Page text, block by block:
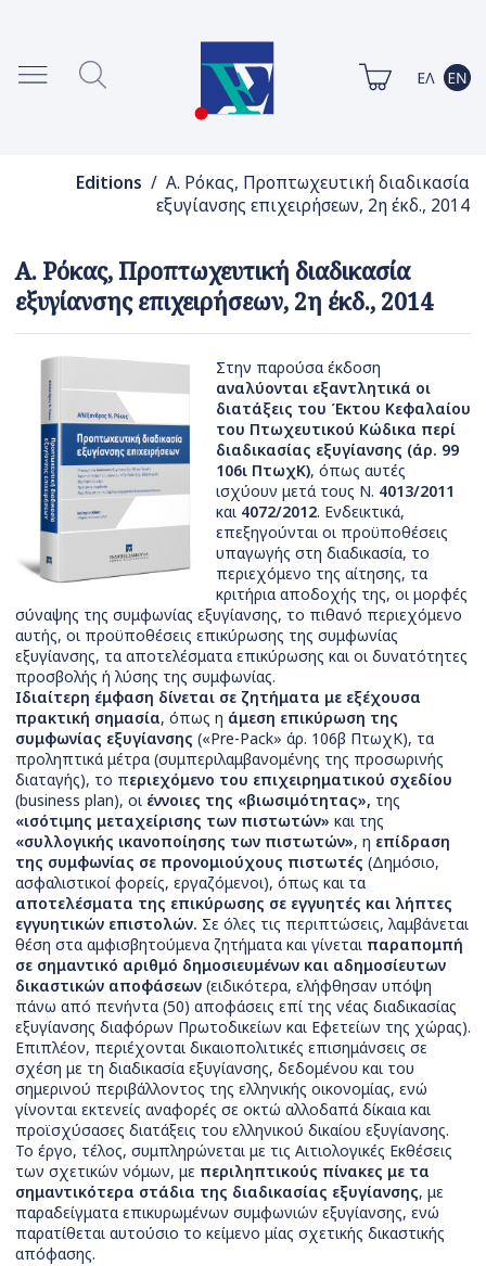
Editions / Α. Ρόκας, Προπτωχευτική διαδικασία
εξυγίανσης επιχειρήσεων, 2η έκδ., 2014
Α. Ρόκας, Προπτωχευτική διαδικασία
εξυγίανσης επιχειρήσεων, 2η έκδ., 2014
Στην παρούσα έκδοση
αναλύονται εξαντλητικά οι
διατάξεις του Έκτου Κεφαλαίου
του Πτωχευτικού Κώδικα περί
διαδικασίας εξυγίανσης (άρ. 99
106ι ΠτωχΚ), όπως αυτές
ισχύουν μετά τους Ν. 4013/2011
και 4072/2012. Ενδεικτικά,
επεξηγούνται οι προϋποθέσεις
υπαγωγής στη διαδικασία, το
περιεχόμενο της αίτησης, τα
κριτήρια αποδοχής της, οι μορφές
σύναψης της συμφωνίας εξυγίανσης, το πιθανό περιεχόμενο
αυτής, οι προϋποθέσεις επικύρωσης της συμφωνίας
εξυγίανσης, τα αποτελέσματα επικύρωσης και οι δυνατότητες
προσβολής ή λύσης της συμφωνίας.
Ιδιαίτερη έμφαση δίνεται σε ζητήματα με εξέχουσα
πρακτική σημασία, όπως η άμεση επικύρωση της
συμφωνίας εξυγίανσης («Pre-Pack» άρ. 106β ΠτωχΚ), τα
προληπτικά μέτρα (συμπεριλαμβανομένης της προσωρινής
διαταγής), το περιεχόμενο του επιχειρηματικού σχεδίου
(business plan), οι έννοιες της «βιωσιμότητας», της
«ισότιμης μεταχείρισης των πιστωτών» και της
«συλλογικής ικανοποίησης των πιστωτών», η επίδραση
της συμφωνίας σε προνομιούχους πιστωτές (Δημόσιο,
ασφαλιστικοί φορείς, εργαζόμενοι), όπως και τα
αποτελέσματα της επικύρωσης σε εγγυητές και λήπτες
εγγυητικών επιστολών. Σε όλες τις περιπτώσεις, λαμβάνεται
θέση στα αμφισβητούμενα ζητήματα και γίνεται παραπομπή
σε σημαντικό αριθμό δημοσιευμένων και αδημοσίευτων
δικαστικών αποφάσεων (ειδικότερα, ελήφθησαν υπόψη
πάνω από πενήντα (50) αποφάσεις επί της νέας διαδικασίας
εξυγίανσης διαφόρων Πρωτοδικείων και Εφετείων της χώρας).
Επιπλέον, περιέχονται δικαιοπολιτικές επισημάνσεις σε
σχέση με τη διαδικασία εξυγίανσης, δεδομένου και του
σημερινού περιβάλλοντος της ελληνικής οικονομίας, ενώ
γίνονται εκτενείς αναφορές σε οκτώ αλλοδαπά δίκαια και
προϊσχύσασες διατάξεις του ελληνικού δικαίου εξυγίανσης.
Το έργο, τέλος, συμπληρώνεται με τις Αιτιολογικές Εκθέσεις
των σχετικών νόμων, με περιληπτικούς πίνακες με τα
σημαντικότερα στάδια της διαδικασίας εξυγίανσης, με
παραδείγματα επικυρωμένων συμφωνιών εξυγίανσης, ενώ
παρατίθεται αυτούσιο το κείμενο μίας σχετικής δικαστικής
απόφασης.